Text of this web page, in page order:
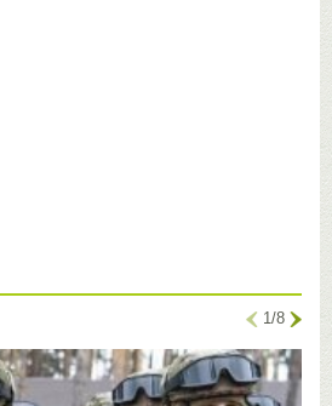
1/8